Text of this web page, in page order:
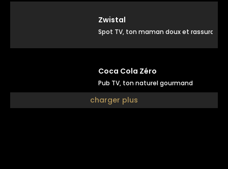
Zwistal
Spot TV, ton maman doux et rassurant
Coca Cola Zéro
Pub TV, ton naturel gourmand
charger plus